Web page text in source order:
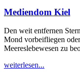
Mediendom Kiel
Den weit entfernen
Mond vorbeifliegen
Meereslebewesen zu
weiterlesen...